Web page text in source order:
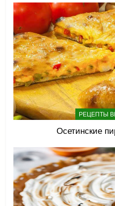
РЕЦЕПТЫ
Осетинские